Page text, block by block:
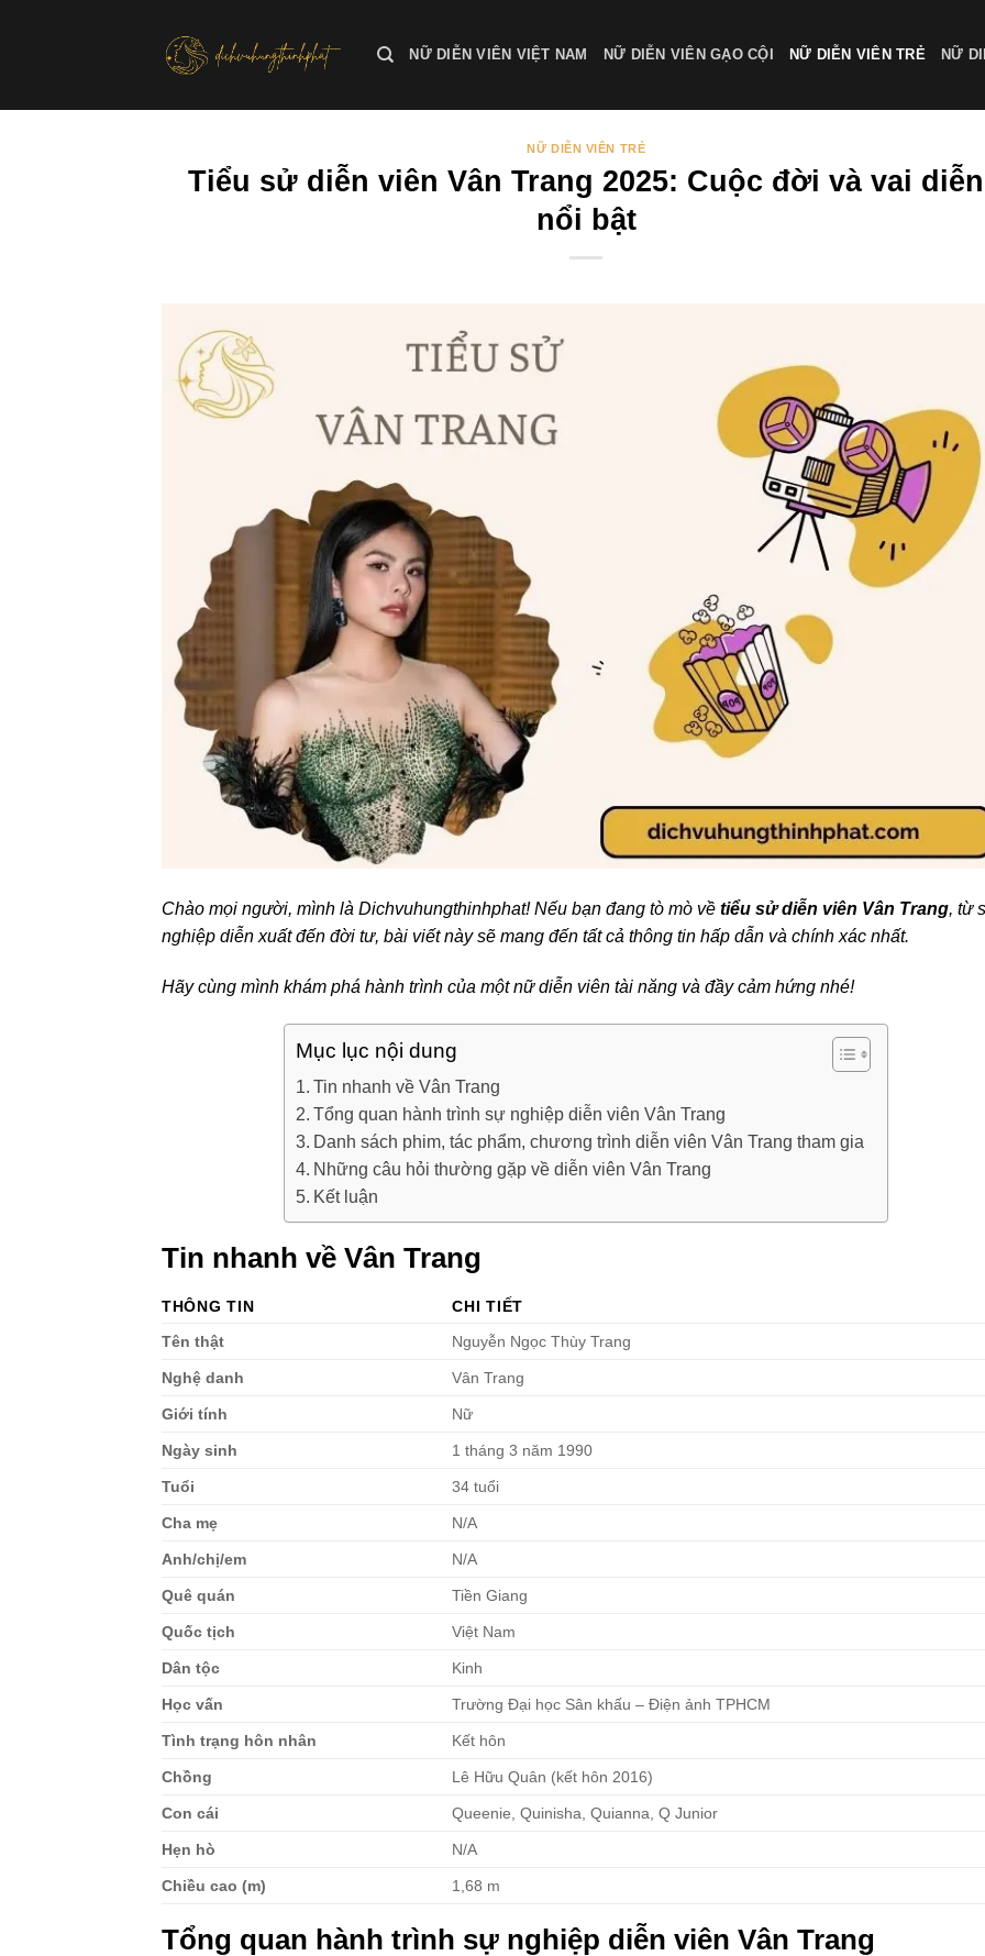
NỮ DIỄN VIÊN VIỆT NAM NỮ DIỄN VIÊN GẠO CỘI NỮ DIỄN VIÊN TRẺ NỮ
NỮ DIỄN VIÊN TRẺ
Tiểu sử diễn viên Vân Trang 2025: Cuộc đời và vai diễn
nổi bật
Chào mọi người, mình là Dichvuhungthinhphat! Nếu bạn đang tò mò về tiểu sử diễn viên Vân Trang, từ
nghiệp diễn xuất đến đời tư, bài viết này sẽ mang đến tất cả thông tin hấp dẫn và chính xác nhất.
Hãy cùng mình khám phá hành trình của một nữ diễn viên tài năng và đầy cảm hứng nhé!
Mục lục nội dung
Tin nhanh về Vân Trang
Tổng quan hành trình sự nghiệp diễn viên Vân Trang
Danh sách phim, tác phẩm, chương trình diễn viên Vân Trang tham gia
Những câu hỏi thường gặp về diễn viên Vân Trang
Kết luận
Tin nhanh về Vân Trang
THÔNG TIN
CHI TIẾT
Tên thật
Nguyễn Ngọc Thùy Trang
Nghệ danh Vân Trang
Giới tính Nữ
Ngày sinh 1 tháng 3 năm 1990
Tuổi 34 tuổi
Cha mẹ N/A
Anh/chị/em N/A
Quê quán Tiền Giang
Quốc tịch Việt Nam
Dân tộc Kinh
Học vấn Trường Đại học Sân khấu – Điện ảnh TPHCM
Tình trạng hôn nhân Kết hôn
Chồng Lê Hữu Quân (kết hôn 2016)
Con cái Queenie, Quinisha, Quianna, Q Junior
Hẹn hò N/A
Chiều cao (m) 1,68 m
Tổng quan hành trình sự nghiệp diễn viên Vân Trang